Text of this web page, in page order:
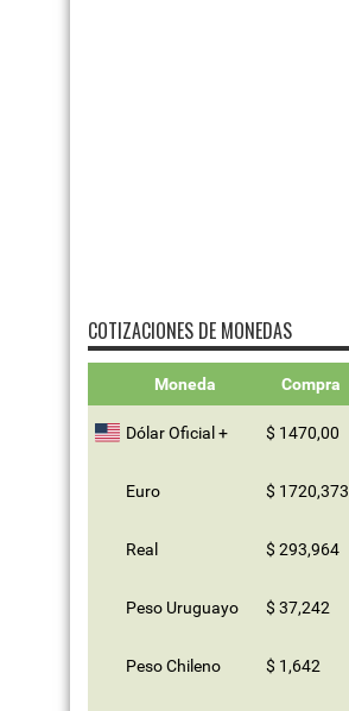
COTIZACIONES DE MONEDAS
Moneda Compra
Dólar Oficial + $ 1470,00
Euro $ 1720,373
Real $ 293,964
Peso Uruguayo $ 37,242
Peso Chileno $ 1,642